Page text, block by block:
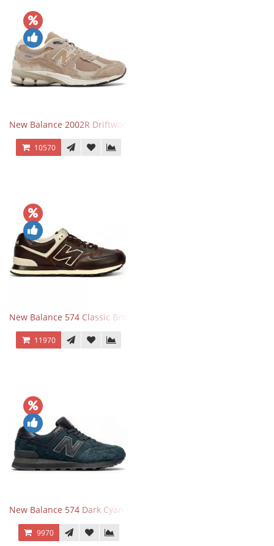
New Balance 2002R Driftwood Sea Salt бежевые
10570
New Balance 574 Classic Brown White
11970
New Balance 574 Dark Cyan Black Suede
9970